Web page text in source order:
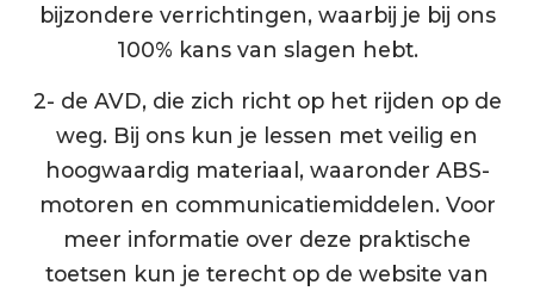
bijzondere verrichtingen, waarbij je bij ons
100% kans van slagen hebt.
2- de AVD, die zich richt op het rijden op de
weg. Bij ons kun je lessen met veilig en
hoogwaardig materiaal, waaronder ABS-
motoren en communicatiemiddelen. Voor
meer informatie over deze praktische
toetsen kun je terecht op de website van